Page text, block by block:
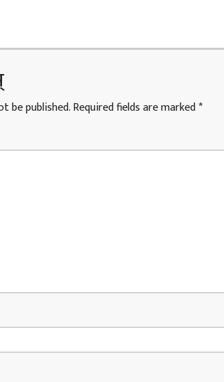
be published.Required fields are marked*